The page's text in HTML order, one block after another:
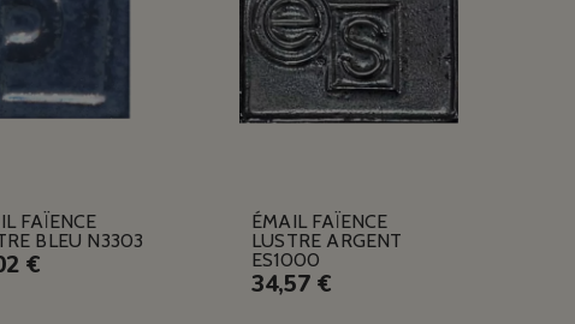
FAÏENCE
BLEU N3303
€
ÉMAIL FAÏENCE
LUSTRE ARGENT
ES1000
34,57 €